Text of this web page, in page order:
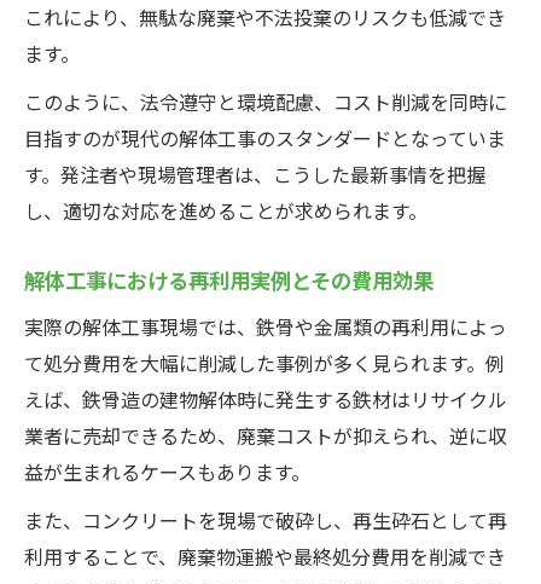
これにより、無駄な廃棄や不法投棄のリスクも低減でき
ます。
このように、法令遵守と環境配慮、コスト削減を同時に
目指すのが現代の解体工事のスタンダードとなっていま
す。発注者や現場管理者は、こうした最新事情を把握
し、適切な対応を進めることが求められます。
解体工事における再利用実例とその費用効果
実際の解体工事現場では、鉄骨や金属類の再利用によっ
て処分費用を大幅に削減した事例が多く見られます。例
えば、鉄骨造の建物解体時に発生する鉄材はリサイクル
業者に売却できるため、廃棄コストが抑えられ、逆に収
益が生まれるケースもあります。
また、コンクリートを現場で破砕し、再生砕石として再
利用することで、廃棄物運搬や最終処分費用を削減でき